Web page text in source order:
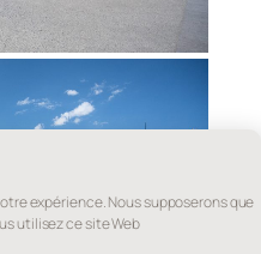
expérience. Nous supposerons que
utilisez ce site Web